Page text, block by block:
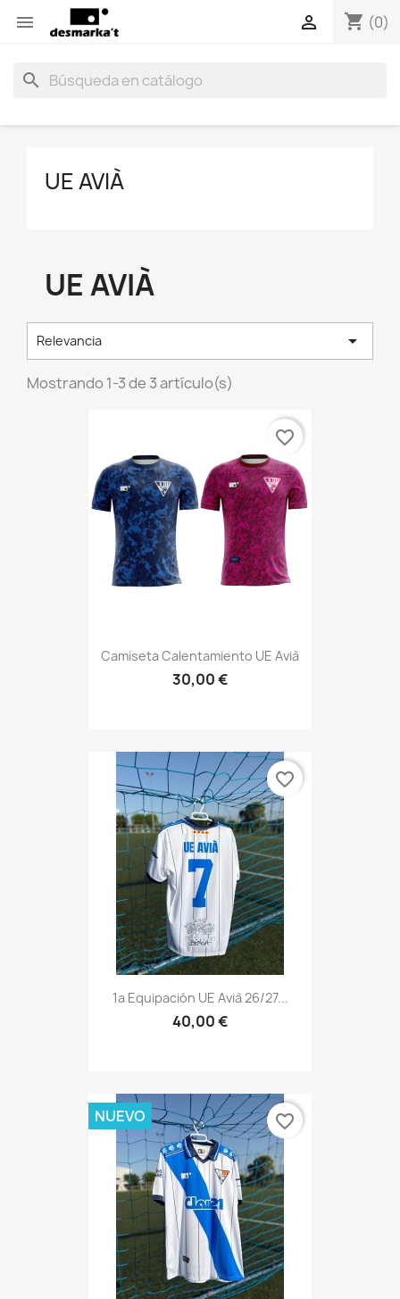
 shopping_cart (0)

search
UE AVIÀ
UE AVIÀ
Relevancia 
Mostrando 1-3 de 3 artículo(s)
Camiseta Calentamiento UE Avià
30,00 €
favorite_border
1a Equipación UE Avià 26/27...
40,00 €
favorite_border
NUEVO favorite_border